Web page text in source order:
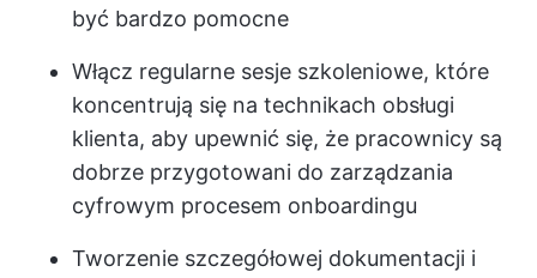
być bardzo pomocne
Włącz regularne sesje szkoleniowe, które
koncentrują się na technikach obsługi
klienta, aby upewnić się, że pracownicy są
dobrze przygotowani do zarządzania
cyfrowym procesem onboardingu
Tworzenie szczegółowej dokumentacji i